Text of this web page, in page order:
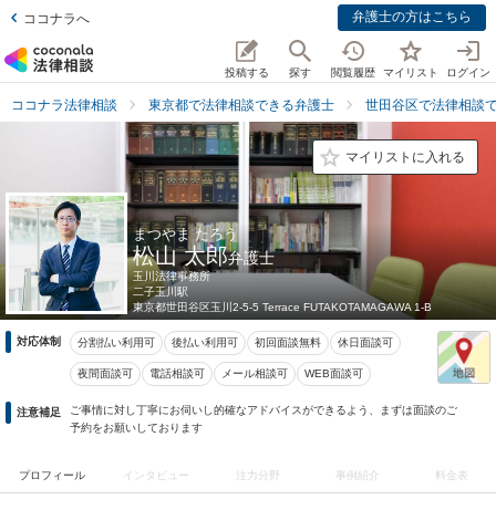
ココナラへ 弁護士の方はこちら
投稿する 探す 閲覧履歴 マイリスト ログイン
ココナラ法律相談 東京都で法律相談できる弁護士 世田谷区で法律相談
マイリストに入れる
まつやま たろう
松山 太郎弁護士
玉川法律事務所
二子玉川駅
東京都世田谷区玉川2-5-5 Terrace FUTAKOTAMAGAWA 1-B
対応体制 分割払い利用可 後払い利用可 初回面談無料 休日面談可
夜間面談可 電話相談可 メール相談可 WEB面談可
注意補足
ご事情に対し丁寧にお伺いし的確なアドバイスができるよう、まずは面談のご
予約をお願いしております
プロフィール インタビュー 注力分野 事例紹介 料金表